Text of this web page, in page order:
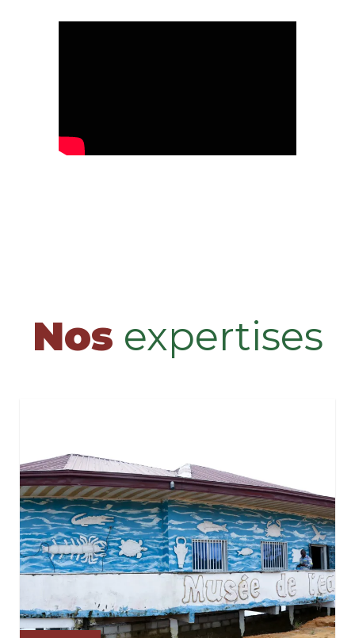
Nos expertises